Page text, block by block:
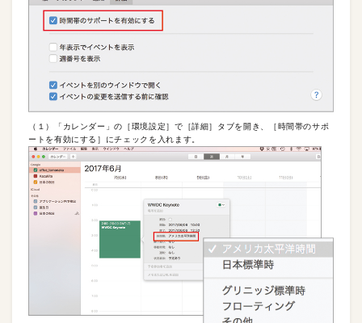
（１）「カレンダー」の［環境設定］で［詳細］タブを開き、［時間帯のサポ
ートを有効にする］にチェックを入れます。